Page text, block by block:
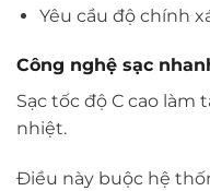
Yêu cầu độ chính
Công nghệ sạc
Sạc tốc độ C cao làm
nhiệt.
Điều này buộc hệ